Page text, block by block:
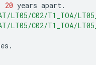
20 years apart.
LT05/C02/T1_TOA/
LT05/C02/T1_TOA/
.